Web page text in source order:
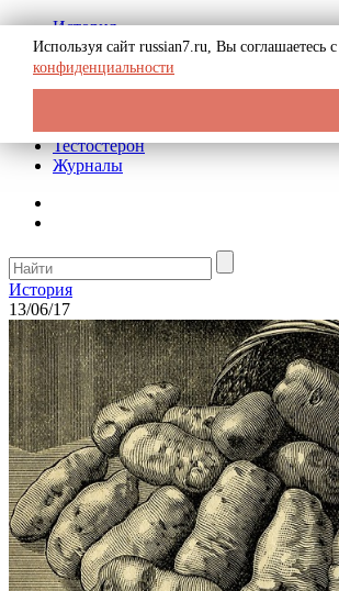
История
Биография
Криминал
Реклама на сайте
Тестостерон
Журналы
История
13/06/17
Используя сайт russian7.ru, Вы соглашаетесь
конфиденциальности